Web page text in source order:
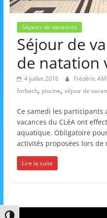
Séjours de vacances
Séjour de
de natation
4 juillet 2016 Frédéric
forbach, piscine, séjour de
Ce samedi les participants
vacances du CLéA ont
aquatique. Obligatoire
activités proposées lors
Lire la suite